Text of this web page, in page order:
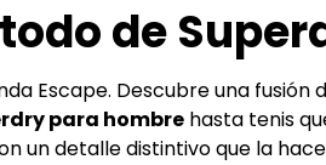
de
Escape. Descubre una
para hombre hasta tenis
un detalle distintivo que la